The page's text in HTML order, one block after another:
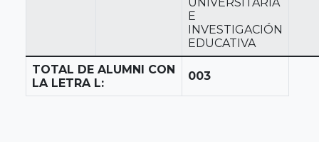
E
INVESTIGACIÓN
EDUCATIVA
TOTAL DE ALUMNI CON
LA LETRA L:
003